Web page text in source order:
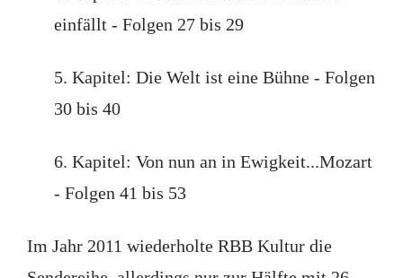
einfällt - Folgen 27 bis 29
5. Kapitel: Die Welt ist eine Bühne - Folgen
30 bis 40
6. Kapitel: Von nun an in Ewigkeit...Mozart
- Folgen 41 bis 53
Im Jahr 2011 wiederholte RBB Kultur die